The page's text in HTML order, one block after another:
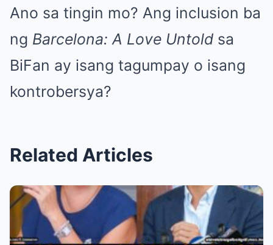
Ano sa tingin mo? Ang inclusion ba
ng Barcelona: A Love Untold sa
BiFan ay isang tagumpay o isang
kontrobersya?
Related Articles